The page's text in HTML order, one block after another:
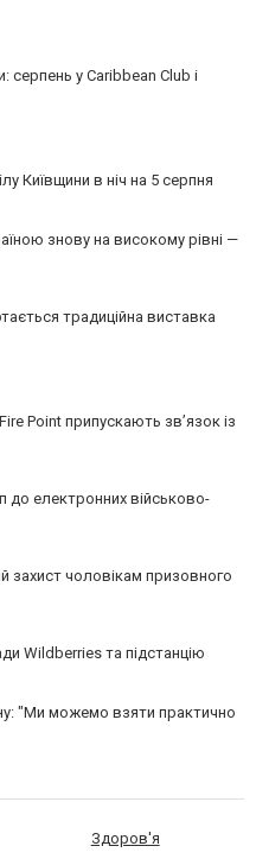
серпень у Caribbean Club і
Київщини в ніч на 5 серпня
знову на високому рівні —
традиційна виставка
Point припускають зв’язок із
до електронних військово-
захист чоловікам призовного
Wildberries та підстанцію
"Ми можемо взяти практично
Здоров'я